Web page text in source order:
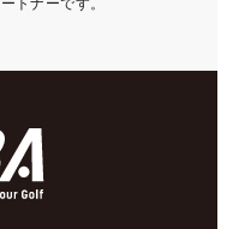
トナーです。